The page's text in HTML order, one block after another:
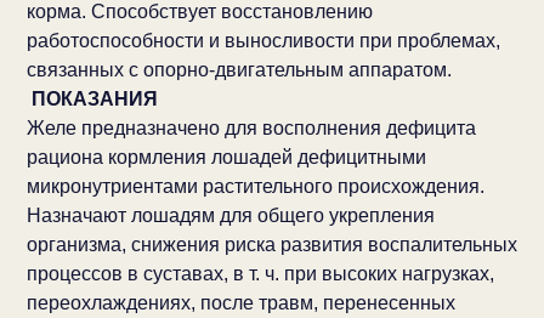
корма. Способствует восстановлению
работоспособности и выносливости при проблемах,
связанных с опорно-двигательным аппаратом.
ПОКАЗАНИЯ
Желе предназначено для восполнения дефицита
рациона кормления лошадей дефицитными
микронутриентами растительного происхождения.
Назначают лошадям для общего укрепления
организма, снижения риска развития воспалительных
процессов в суставах, в т. ч. при высоких нагрузках,
переохлаждениях, после травм, перенесенных